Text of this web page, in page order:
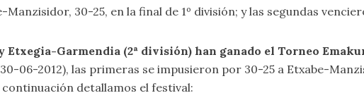
30-25, en la final de 1º división; y las segundas
Garmendia (2ª división) han ganado el Torneo
06-2012), las primeras se impusieron por 30-25 a Etxabe-
detallamos el festival: